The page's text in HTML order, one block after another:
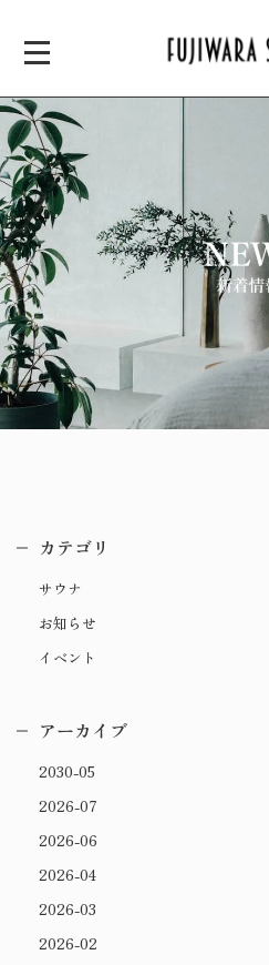
カテゴリ
サウナ
お知らせ
イベント
アーカイブ
2030-05
2026-07
2026-06
2026-04
2026-03
2026-02